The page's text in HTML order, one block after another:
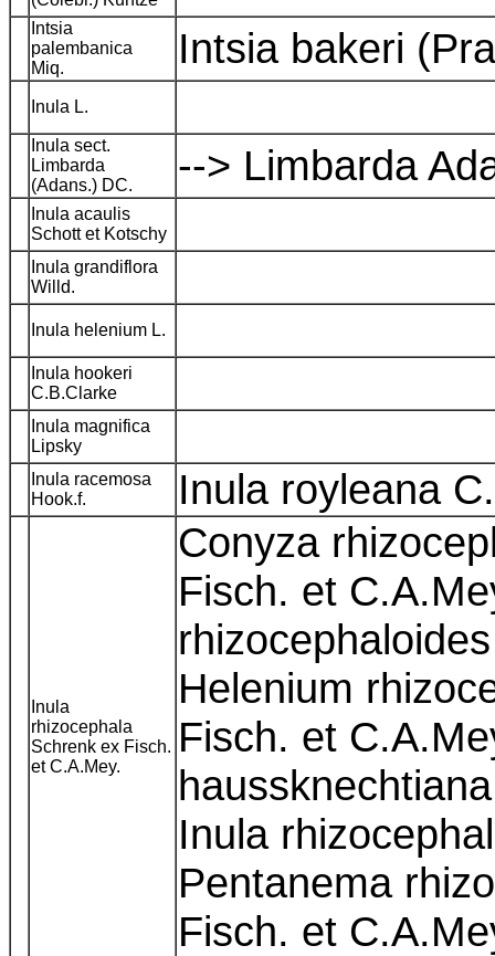
Intsia
palembanica
Miq.
Intsia bakeri
Inula L.
Inula sect.
Limbarda
(Adans.) DC.
--> Limbarda
Inula acaulis
Schott et Kotschy
Inula grandiflora
Willd.
Inula helenium L.
Inula hookeri
C.B.Clarke
Inula magnifica
Lipsky
Inula racemosa
Hook.f.
Inula royleana
Inula
rhizocephala
Schrenk ex Fisch.
et C.A.Mey.
Conyza
Fisch. et
Helenium
Fisch. et
Inula
Pentanema
Fisch. et